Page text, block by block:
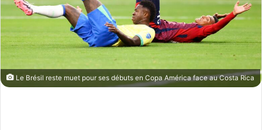
Le Brésil reste muet pour ses débuts en Copa América face au Costa Rica